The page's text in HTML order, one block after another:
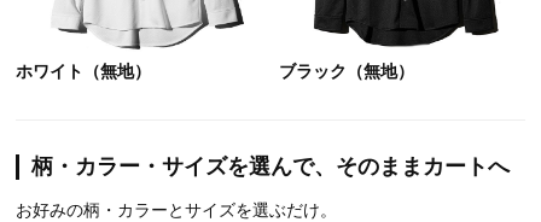
ホワイト（無地） ブラック（無地）
柄・カラー・サイズを選んで、そのままカートへ
お好みの柄・カラーとサイズを選ぶだけ。